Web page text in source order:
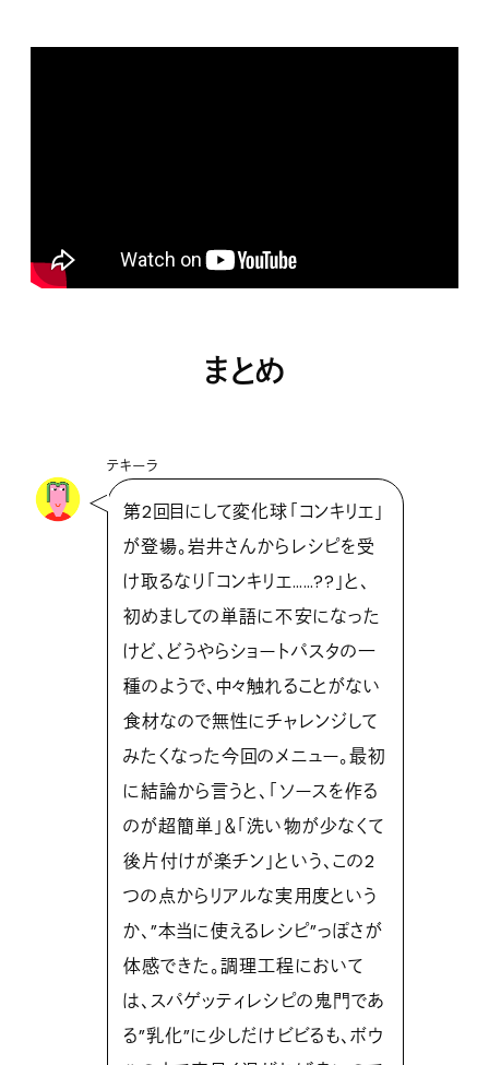
まとめ
テキーラ
第2回目にして変化球「コンキリエ」
が登場。岩井さんからレシピを受
け取るなり「コンキリエ……??」と、
初めましての単語に不安になった
けど、どうやらショートパスタの一
種のようで、中々触れることがない
食材なので無性にチャレンジして
みたくなった今回のメニュー。最初
に結論から言うと、「ソースを作る
のが超簡単」＆「洗い物が少なくて
後片付けが楽チン」という、この2
つの点からリアルな実用度という
か、”本当に使えるレシピ”っぽさが
体感できた。調理工程において
は、スパゲッティレシピの鬼門であ
る”乳化”に少しだけビビるも、ボウ